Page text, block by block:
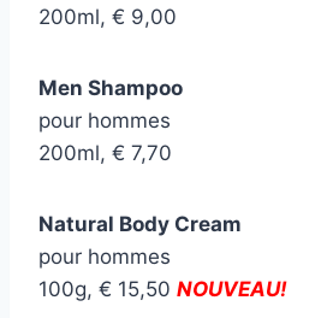
200ml, € 9,00
Men Shampoo
pour hommes
200ml, € 7,70
Natural Body Cream
pour hommes
100g, € 15,50 NOUVEAU!